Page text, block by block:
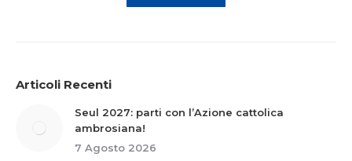
Articoli Recenti
Seul 2027: parti con l’Azione cattolica
ambrosiana!
7 Agosto 2026